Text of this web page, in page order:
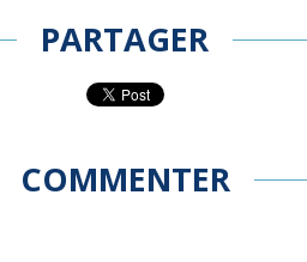
PARTAGER
COMMENTER